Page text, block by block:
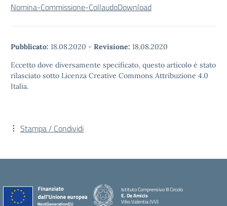
Nomina-Commissione-CollaudoDownload
Pubblicato: 18.08.2020 - Revisione: 18.08.2020
Eccetto dove diversamente specificato, questo articolo è stato
rilasciato sotto Licenza Creative Commons Attribuzione 4.0
Italia.
Stampa / Condividi
Istituto Comprensivo III Circolo
E. De Amicis
Vibo Valentia (VV)